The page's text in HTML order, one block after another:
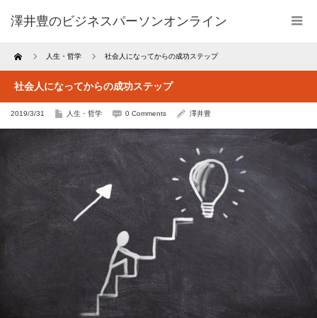
澤井豊のビジネスパーソンオンライン
Home 人生・哲学 社会人になってからの成功ステップ
社会人になってからの成功ステップ
2019/3/31 人生・哲学 0 Comments 澤井豊